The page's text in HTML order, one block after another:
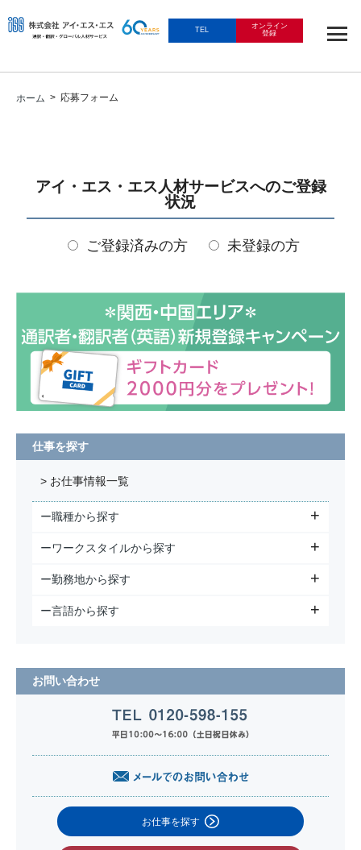
TEL
オンライン
登録
ホーム > 応募フォーム
アイ・エス・エス人材サービスへのご登録
状況
ご登録済みの方 未登録の方
仕事を探す
> お仕事情報一覧
ー職種から探す
ーワークスタイルから探す
ー勤務地から探す
ー言語から探す
お問い合わせ
お仕事を探す